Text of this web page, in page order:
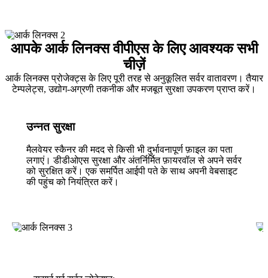
आपके आर्क लिनक्स वीपीएस के लिए आवश्यक सभी
चीज़ें
आर्क लिनक्स प्रोजेक्ट्स के लिए पूरी तरह से अनुकूलित सर्वर वातावरण। तैयार
टेम्पलेट्स, उद्योग-अग्रणी तकनीक और मजबूत सुरक्षा उपकरण प्राप्त करें।
उन्नत सुरक्षा
मैलवेयर स्कैनर की मदद से किसी भी दुर्भावनापूर्ण फ़ाइल का पता
लगाएं। डीडीओएस सुरक्षा और अंतर्निर्मित फ़ायरवॉल से अपने सर्वर
को सुरक्षित करें। एक समर्पित आईपी पते के साथ अपनी वेबसाइट
की पहुंच को नियंत्रित करें।